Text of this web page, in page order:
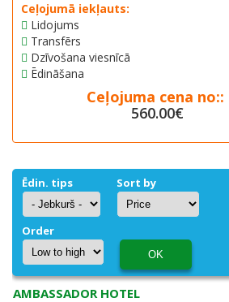
Ceļojumā iekļauts:
Lidojums
Transfērs
Dzīvošana viesnīcā
Ēdināšana
Сeļojuma cena no::
560.00€
Ēdin. tips Sort by
Order
AMBASSADOR HOTEL